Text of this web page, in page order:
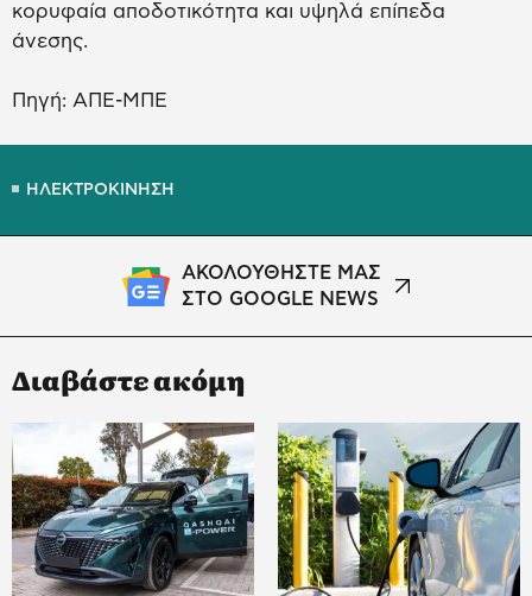
κορυφαία αποδοτικότητα και υψηλά επίπεδα
άνεσης.
Πηγή: ΑΠΕ-ΜΠΕ
ΗΛΕΚΤΡΟΚΙΝΗΣΗ
ΑΚΟΛΟΥΘΗΣΤΕ ΜΑΣ
ΣΤΟ GOOGLE NEWS
Διαβάστε ακόμη